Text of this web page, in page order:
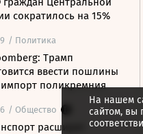
сократилось на 15%
/ Политика
Трамп
ввести пошлины
поликремния
/ Общество
расширит
На нашем
сайтом, вы